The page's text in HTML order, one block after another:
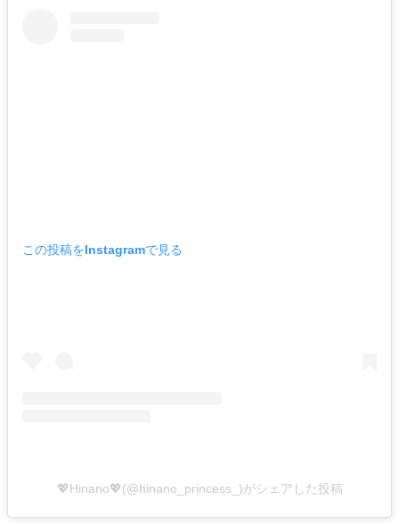
この投稿をInstagramで見る
💖Hinano💖(@hinano_princess_)がシェアした投稿